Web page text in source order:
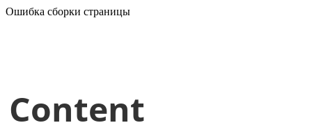
Ошибка сборки страницы
Content